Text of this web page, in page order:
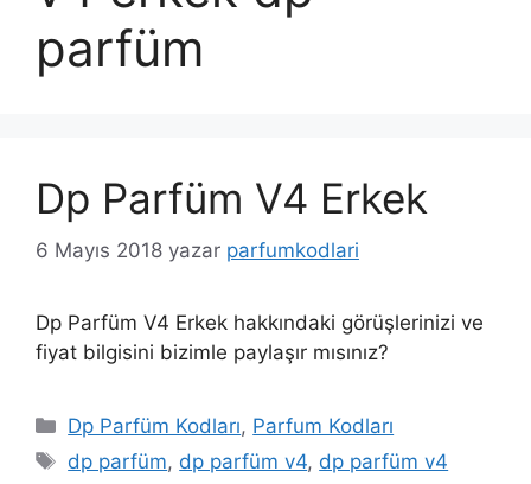
parfüm
Dp Parfüm V4 Erkek
6 Mayıs 2018 yazar parfumkodlari
Dp Parfüm V4 Erkek hakkındaki görüşlerinizi ve
fiyat bilgisini bizimle paylaşır mısınız?
Kategoriler
Dp Parfüm Kodları, Parfum Kodları
Etiketler
dp parfüm, dp parfüm v4, dp parfüm v4